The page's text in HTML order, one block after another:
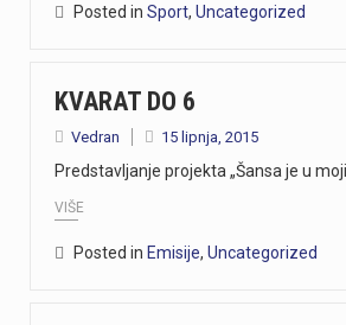
Posted in Sport, Uncategorized
KVARAT DO 6
Vedran 15 lipnja, 2015
Predstavljanje projekta „Šansa je u
VIŠE
Posted in Emisije, Uncategorized